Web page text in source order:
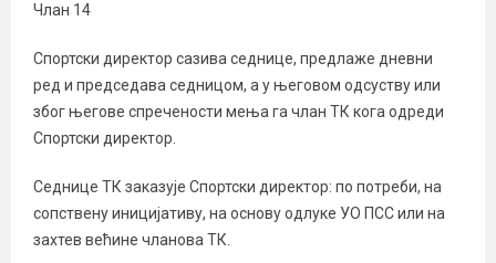
Члан 14
Спортски директор сазива седнице, предлаже дневни
ред и председава седницом, а у његовом одсуству или
због његове спречености мења га члан ТК кога одреди
Спортски директор.
Седнице ТК заказује Спортски директор: по потреби, на
сопствену иницијативу, на основу одлуке УО ПСС или на
захтев већине чланова ТК.